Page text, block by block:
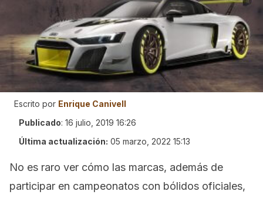
Escrito por Enrique Canivell
Publicado: 16 julio, 2019 16:26
Última actualización: 05 marzo, 2022 15:13
No es raro ver cómo las marcas, además de
participar en campeonatos con bólidos oficiales,